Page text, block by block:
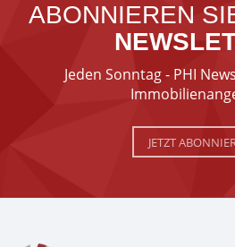
ABONNIEREN
Jeden Sonntag - PHI
JETZT